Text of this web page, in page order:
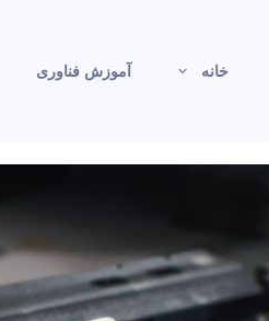
خانه آموزش فناوری